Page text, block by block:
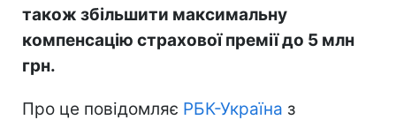
також збільшити максимальну
компенсацію страхової премії до 5 млн
грн.
Про це повідомляє РБК-Україна з